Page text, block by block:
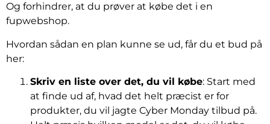
Og forhindrer, at du prøver at købe det i en
fupwebshop.
Hvordan sådan en plan kunne se ud, får du et bud på
her:
Skriv en liste over det, du vil købe: Start med
at finde ud af, hvad det helt præcist er for
produkter, du vil jagte Cyber Monday tilbud på.